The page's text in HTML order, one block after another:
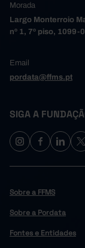
Morada
Largo Monterroio
nº 1, 7º piso, 1099-
Email
pordata@ffms.pt
SIGA A
Sobre a FFMS
Sobre a Pordata
Fontes e Entidades